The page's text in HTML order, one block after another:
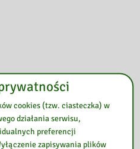
cookies (tzw. ciasteczka) w
działania serwisu,
preferencji
zapisywania plików